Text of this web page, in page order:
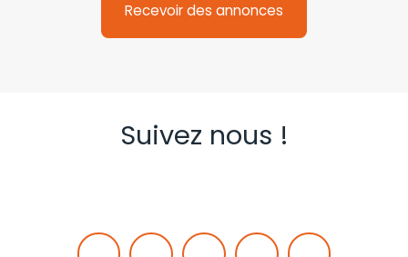
Recevoir des annonces
Suivez nous !